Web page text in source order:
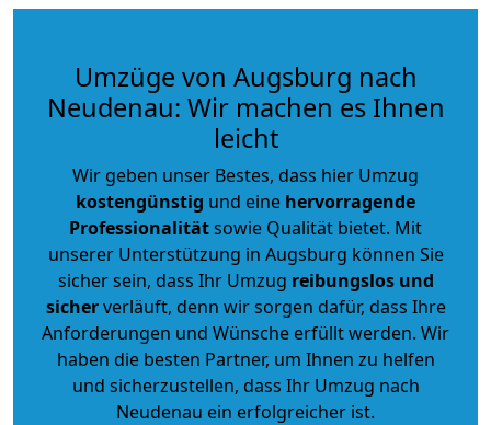
Umzüge von Augsburg nach
Neudenau: Wir machen es Ihnen
leicht
Wir geben unser Bestes, dass hier Umzug
kostengünstig und eine hervorragende
Professionalitätsowie Qualität bietet. Mit
unserer Unterstützung in Augsburg können Sie
sicher sein, dass Ihr Umzug reibungslos und
sicherverläuft, denn wir sorgen dafür, dass Ihre
Anforderungen und Wünsche erfüllt werden. Wir
haben die besten Partner, um Ihnen zu helfen
und sicherzustellen, dass Ihr Umzug nach
Neudenau ein erfolgreicher ist.